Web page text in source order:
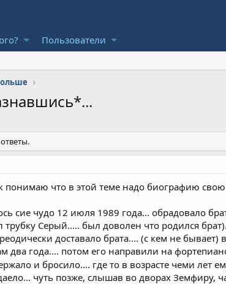
Пользователи
понимаю что в этой теме надо биографию
сие чудо 12 июля 1989 года... обрадовало
Серый..... был доволен что родился
доставало брата.... (с кем не
два года.... потом его направили на
и бросило.... где то в возрасте чеми лет
чуть позже, слышав во дворах Земфиру,